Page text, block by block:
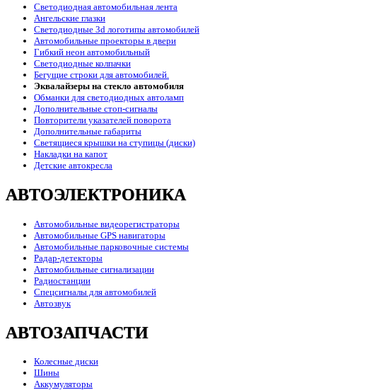
Светодиодная автомобильная лента
Ангельские глазки
Светодиодные 3d логотипы автомобилей
Автомобильные проекторы в двери
Гибкий неон автомобильный
Светодиодные колпачки
Бегущие строки для автомобилей.
Эквалайзеры на стекло автомобиля
Обманки для светодиодных автоламп
Дополнительные стоп-сигналы
Повторители указателей поворота
Дополнительные габариты
Светящиеся крышки на ступицы (диски)
Накладки на капот
Детские автокресла
АВТОЭЛЕКТРОНИКА
Автомобильные видеорегистраторы
Автомобильные GPS навигаторы
Автомобильные парковочные системы
Радар-детекторы
Автомобильные сигнализации
Радиостанции
Спецсигналы для автомобилей
Автозвук
АВТОЗАПЧАСТИ
Колесные диски
Шины
Аккумуляторы